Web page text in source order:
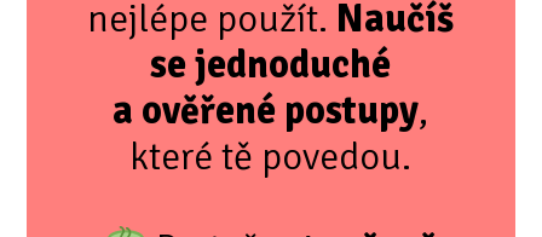
nejlépe použít. Naučíš
se jednoduché
a ověřené postupy,
které tě povedou.